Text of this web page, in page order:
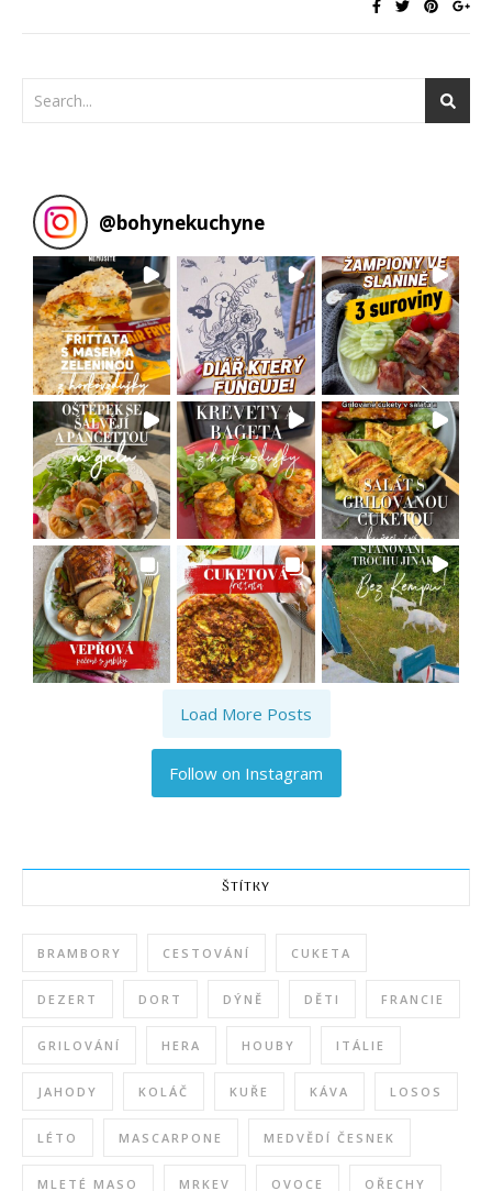
@bohynekuchyne
Load More Posts
Follow on Instagram
ŠTÍTKY
BRAMBORY CESTOVÁNÍ CUKETA
DEZERT DORT DÝNĚ DĚTI FRANCIE
GRILOVÁNÍ HERA HOUBY ITÁLIE
JAHODY KOLÁČ KUŘE KÁVA LOSOS
LÉTO MASCARPONE MEDVĚDÍ ČESNEK
MLETÉ MASO MRKEV OVOCE OŘECHY